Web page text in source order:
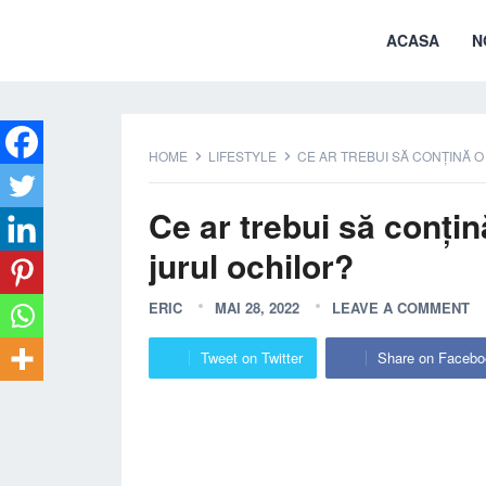
ACASA
HOME LIFESTYLE CE AR TREBUI SĂ CONȚINĂ
Ce ar trebui să
jurul ochilor?
ERIC MAI 28, 2022 LEAVE A COMMENT
Tweet on Twitter Share on